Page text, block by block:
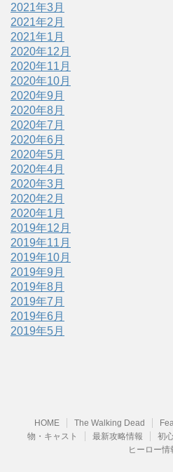
2021年3月
2021年2月
2021年1月
2020年12月
2020年11月
2020年10月
2020年9月
2020年8月
2020年7月
2020年6月
2020年5月
2020年4月
2020年3月
2020年2月
2020年1月
2019年12月
2019年11月
2019年10月
2019年9月
2019年8月
2019年7月
2019年6月
2019年5月
HOME The Walking Dead
物・キャスト
最新攻略情報 初
ヒーロー情